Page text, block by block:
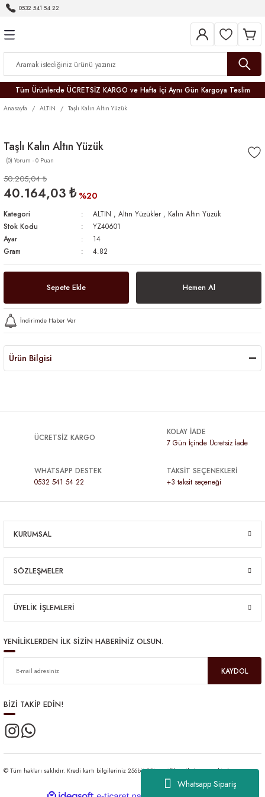
Whatsapp Sipariş
0532 541 54 22
Tüm Ürünlerde ÜCRETSİZ KARGO ve Hafta İçi Aynı Gün Kargoya Teslim
Anasayfa ALTIN Taşlı Kalın Altın Yüzük
Taşlı Kalın Altın Yüzük
(0) Yorum - 0 Puan
50.205,04 ₺
40.164,03 ₺ %20
Kategori ALTIN , Altın Yüzükler , Kalın Altın Yüzük
Stok Kodu
YZ40601
Ayar
14
Gram
4.82
Sepete Ekle Hemen Al
İndirimde Haber Ver
Ürün Bilgisi
ÜCRETSİZ KARGO
KOLAY İADE
7 Gün İçinde Ücretsiz İade
WHATSAPP DESTEK
0532 541 54 22
TAKSİT SEÇENEKLERİ
+3 taksit seçeneği
KURUMSAL
SÖZLEŞMELER
ÜYELİK İŞLEMLERİ
YENİLİKLERDEN İLK SİZİN HABERİNİZ OLSUN.
KAYDOL
BİZİ TAKİP EDİN!
© Tüm hakları saklıdır. Kredi kartı bilgileriniz 256bit SSL sertifikası ile korunmaktadır.
ideasoft